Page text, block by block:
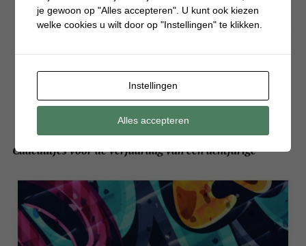
Cadeautjes voor de verjaardag van een achtjarige
je gewoon op "Alles accepteren". U kunt ook kiezen
welke cookies u wilt door op "Instellingen" te klikken.
Instellingen
Alles accepteren